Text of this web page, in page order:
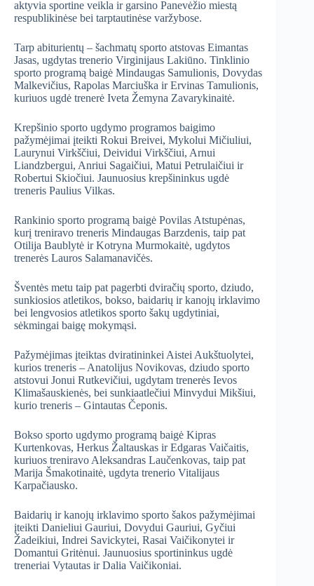
aktyvia sportine veikla ir garsino Panevėžio miestą
respublikinėse bei tarptautinėse varžybose.
Tarp abiturientų – šachmatų sporto atstovas Eimantas
Jasas, ugdytas trenerio Virginijaus Lakiūno. Tinklinio
sporto programą baigė Mindaugas Samulionis, Dovydas
Malkevičius, Rapolas Marciuška ir Ervinas Tamulionis,
kuriuos ugdė trenerė Iveta Žemyna Zavarykinaitė.
Krepšinio sporto ugdymo programos baigimo
pažymėjimai įteikti Rokui Breivei, Mykolui Mičiuliui,
Laurynui Virkščiui, Deividui Virkščiui, Arnui
Liandzbergui, Anriui Sagaičiui, Matui Petrulaičiui ir
Robertui Skiočiui. Jaunuosius krepšininkus ugdė
treneris Paulius Vilkas.
Rankinio sporto programą baigė Povilas Atstupėnas,
kurį treniravo treneris Mindaugas Barzdenis, taip pat
Otilija Baublytė ir Kotryna Murmokaitė, ugdytos
trenerės Lauros Salamanavičės.
Šventės metu taip pat pagerbti dviračių sporto, dziudo,
sunkiosios atletikos, bokso, baidarių ir kanojų irklavimo
bei lengvosios atletikos sporto šakų ugdytiniai,
sėkmingai baigę mokymąsi.
Pažymėjimas įteiktas dviratininkei Aistei Aukštuolytei,
kurios treneris – Anatolijus Novikovas, dziudo sporto
atstovui Jonui Rutkevičiui, ugdytam trenerės Ievos
Klimašauskienės, bei sunkiaatlečiui Minvydui Mikšiui,
kurio treneris – Gintautas Čeponis.
Bokso sporto ugdymo programą baigė Kipras
Kurtenkovas, Herkus Žaltauskas ir Edgaras Vaičaitis,
kuriuos treniravo Aleksandras Laučenkovas, taip pat
Marija Šmakotinaitė, ugdyta trenerio Vitalijaus
Karpačiausko.
Baidarių ir kanojų irklavimo sporto šakos pažymėjimai
įteikti Danieliui Gauriui, Dovydui Gauriui, Gyčiui
Žadeikiui, Indrei Savickytei, Rasai Vaičikonytei ir
Domantui Gritėnui. Jaunuosius sportininkus ugdė
treneriai Vytautas ir Dalia Vaičikoniai.